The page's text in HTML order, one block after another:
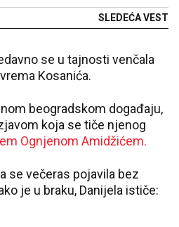
SLEDEĆA VEST
se u tajnosti venčala
Kosanića.
beogradskom događaju,
koja se tiče njenog
Ognjenom Amidžićem.
se večeras pojavila bez
je u braku, Danijela ističe: